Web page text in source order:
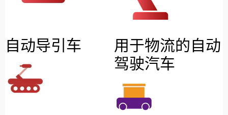
自动导引车
用于物流的自动
驾驶汽车